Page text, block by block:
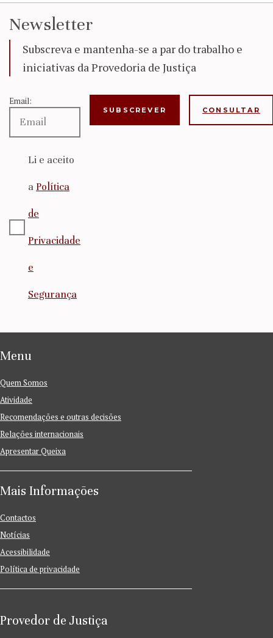
Newsletter
Subscreva e mantenha-se a par do trabalho e
iniciativas da Provedoria de Justiça
Email:
Li e aceito
a Política
de
Privacidade
e
Segurança
CONSULTAR
Menu
Quem Somos
Atividade
Recomendações e outras decisões
Relações internacionais
Apresentar Queixa
Mais Informações
Contactos
Notícias
Acessibilidade
Política de privacidade
Provedor de Justiça